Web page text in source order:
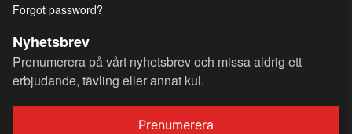
Forgot password?
Nyhetsbrev
Prenumerera på vårt nyhetsbrev och missa aldrig ett
erbjudande, tävling eller annat kul.
Prenumerera